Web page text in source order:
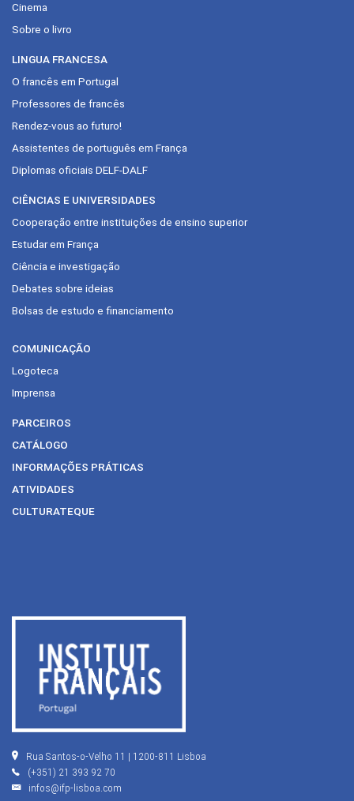
Cinema
Sobre o livro
LINGUA FRANCESA
O francês em Portugal
Professores de francês
Rendez-vous ao futuro!
Assistentes de português em França
Diplomas oficiais DELF-DALF
CIÊNCIAS E UNIVERSIDADES
Cooperação entre instituições de ensino superior
Estudar em França
Ciência e investigação
Debates sobre ideias
Bolsas de estudo e financiamento
COMUNICAÇÃO
Logoteca
Imprensa
PARCEIROS
CATÁLOGO
INFORMAÇÕES PRÁTICAS
ATIVIDADES
CULTURATEQUE
Rua Santos-o-Velho 11 | 1200-811 Lisboa
(+351) 21 393 92 70
infos@ifp-lisboa.com